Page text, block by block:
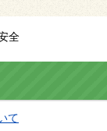
全
て